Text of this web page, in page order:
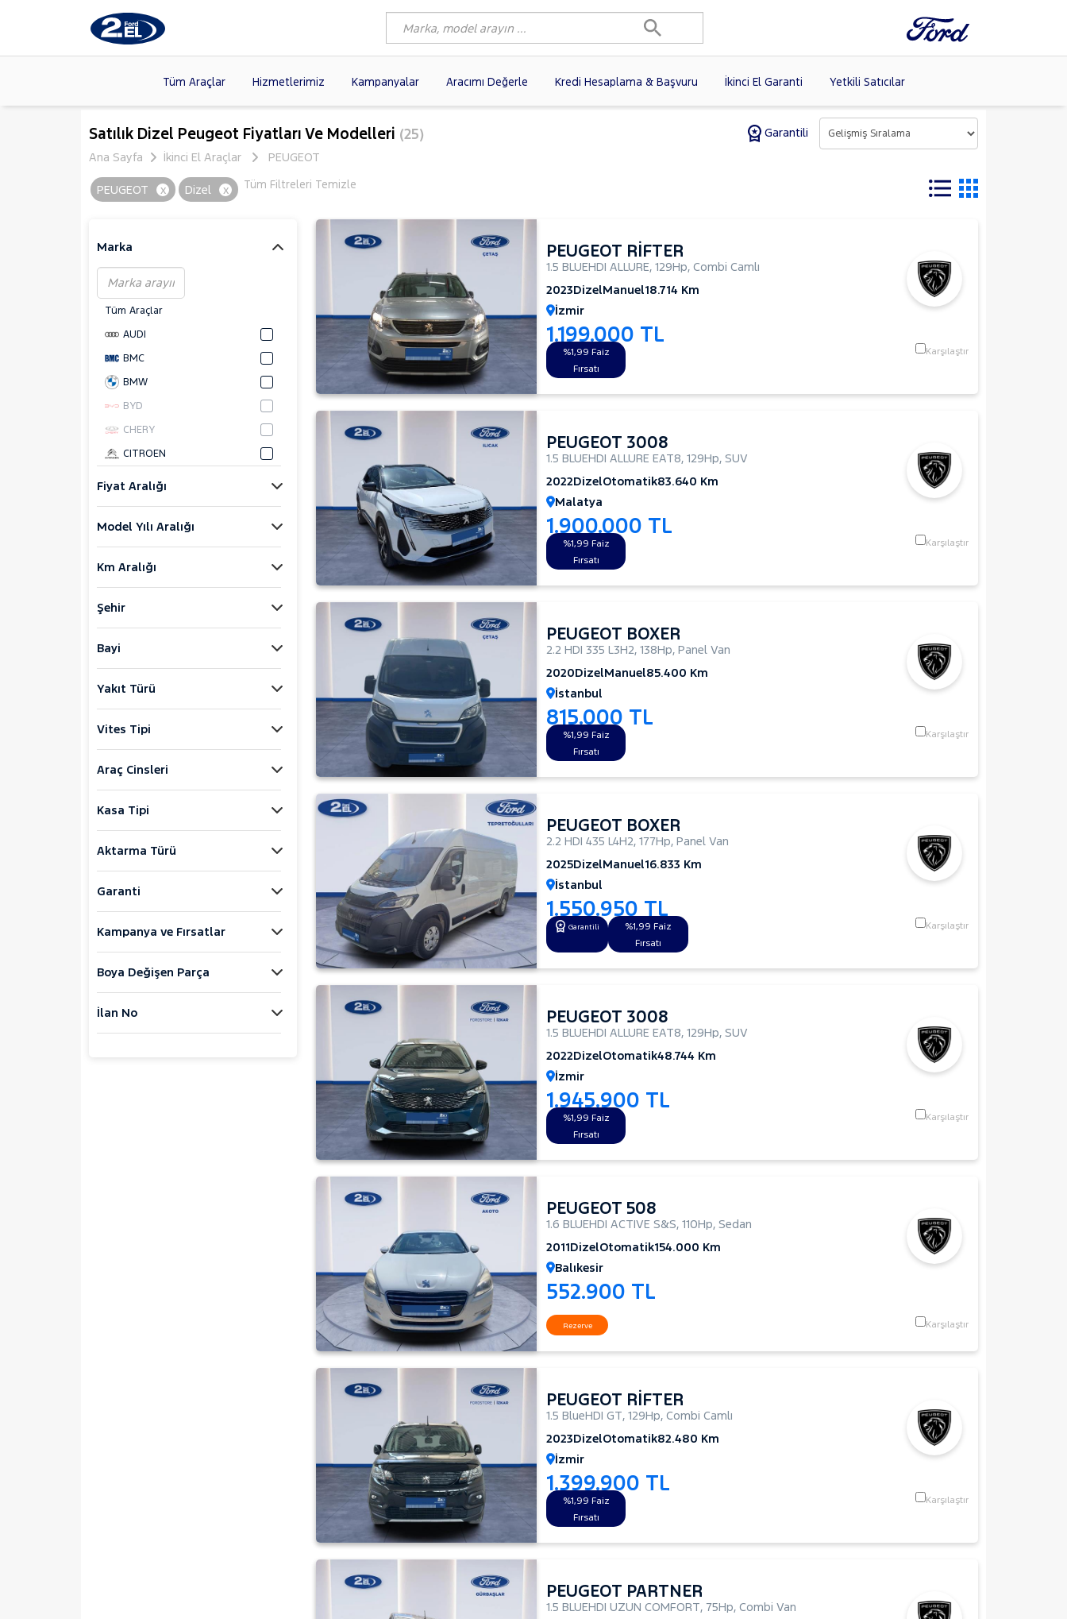
Tüm Araçlar Hizmetlerimiz Kampanyalar Aracımı Değerle Kredi Hesaplama & Başvuru İkinci El Garanti Yetkili Satıcılar
Markalar >
Modeller >
Kasalar
FORD(880)
VOLKSWAGEN
HYUNDAI
SKODA
Satılık Dizel Peugeot Fiyatları Ve Modelleri (25)
Garantili
Ana Sayfa
İkinci El Araçlar PEUGEOT
Tüm Filtreleri Temizle
PEUGEOT x Dizel x
Marka
Tüm Araçlar
AUDI
BMC
BMW
BYD
CHERY
CITROEN
DAIHATSU
FIAT
FORD
ISUZU
Iveco
KIA
LANCIA
MAN
MERCEDES-BENZ
MINI
NISSAN
OPEL
PEUGEOT
Fiyat Aralığı
Model Yılı Aralığı
Km Aralığı
Şehir
Bayi
Yakıt Türü
Vites Tipi
Araç Cinsleri
Kasa Tipi
Aktarma Türü
Garanti
Kampanya ve Fırsatlar
Boya Değişen Parça
İlan No
PEUGEOT RİFTER
1.5 BLUEHDI ALLURE, 129Hp, Combi Camlı
2023DizelManuel18.714 Km
İzmir
1.199.000 TL
%1,99 Faiz
Fırsatı
Karşılaştır
PEUGEOT 3008
1.5 BLUEHDI ALLURE EAT8, 129Hp, SUV
2022DizelOtomatik83.640 Km
Malatya
1.900.000 TL
%1,99 Faiz
Fırsatı
Karşılaştır
PEUGEOT BOXER
2.2 HDI 335 L3H2, 138Hp, Panel Van
2020DizelManuel85.400 Km
İstanbul
815.000 TL
%1,99 Faiz
Fırsatı
Karşılaştır
PEUGEOT BOXER
2.2 HDI 435 L4H2, 177Hp, Panel Van
2025DizelManuel16.833 Km
İstanbul
1.550.950 TL
Garantili
%1,99 Faiz
Fırsatı
Karşılaştır
PEUGEOT 3008
1.5 BLUEHDI ALLURE EAT8, 129Hp, SUV
2022DizelOtomatik48.744 Km
İzmir
1.945.900 TL
%1,99 Faiz
Fırsatı
Karşılaştır
PEUGEOT 508
1.6 BLUEHDI ACTIVE S&S, 110Hp, Sedan
2011DizelOtomatik154.000 Km
Balıkesir
552.900 TL
Rezerve Karşılaştır
PEUGEOT RİFTER
1.5 BlueHDI GT, 129Hp, Combi Camlı
2023DizelOtomatik82.480 Km
İzmir
1.399.900 TL
%1,99 Faiz
Fırsatı
Karşılaştır
PEUGEOT PARTNER
1.5 BLUEHDI UZUN COMFORT, 75Hp, Combi Van